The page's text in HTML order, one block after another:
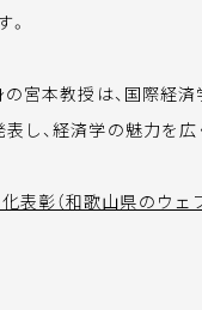
。
宮本教授は、国際経済
表し、経済学の魅力を
表彰（和歌山県のウェ